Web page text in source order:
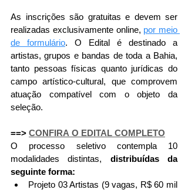
As inscrições são gratuitas e devem ser
realizadas exclusivamente online, por meio
de formulário. O Edital é destinado a
artistas, grupos e bandas de toda a Bahia,
tanto pessoas físicas quanto jurídicas do
campo artístico-cultural, que comprovem
atuação compatível com o objeto da
seleção.
==> CONFIRA O EDITAL COMPLETO
O processo seletivo contempla 10
modalidades distintas, distribuídas da
seguinte forma:
Projeto 03 Artistas (9 vagas, R$ 60 mil